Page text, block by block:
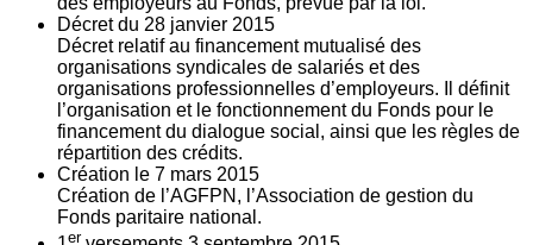
Décret du 28 janvier 2015
Décret relatif au financement mutualisé des
organisations syndicales de salariés et des
organisations professionnelles d’employeurs. Il définit
l’organisation et le fonctionnement du Fonds pour le
financement du dialogue social, ainsi que les règles de
répartition des crédits.
Création le 7 mars 2015
Création de l’AGFPN, l’Association de gestion du
Fonds paritaire national.
er